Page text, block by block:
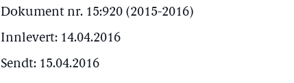
Dokument nr. 15:920 (2015-2016)
Innlevert: 14.04.2016
Sendt: 15.04.2016